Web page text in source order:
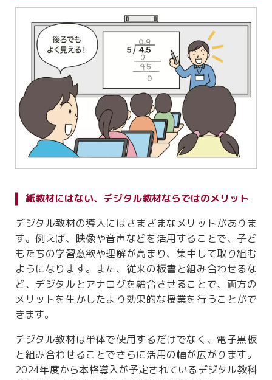
紙教材にはない、デジタル教材ならではのメリット
デジタル教材の導入にはさまざまなメリットがありま
す。例えば、映像や音声などを活用することで、子ど
もたちの学習意欲や理解が高まり、集中して取り組む
ようになります。また、従来の板書と組み合わせるな
ど、デジタルとアナログを融合させることで、両方の
メリットを生かしたより効果的な授業を行うことがで
きます。
デジタル教材は単体で使用するだけでなく、電子黒板
と組み合わせることでさらに活用の幅が広がります。
2024年度から本格導入が予定されているデジタル教科